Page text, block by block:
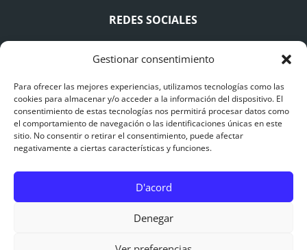
Gestionar consentimiento
Para ofrecer las mejores experiencias, utilizamos tecnologías como las
cookies para almacenar y/o acceder a la información del dispositivo. El
consentimiento de estas tecnologías nos permitirá procesar datos como
el comportamiento de navegación o las identificaciones únicas en este
sitio. No consentir o retirar el consentimiento, puede afectar
negativamente a ciertas características y funciones.
D'acord
Denegar
REDES SOCIALES
AVISO LEGAL
Avís Legal
Polítiques de Cookies